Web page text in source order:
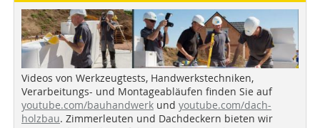
Videos von Werkzeugtests, Handwerkstechniken,
Verarbeitungs- und Montageabläufen finden Sie auf
youtube.com/bauhandwerk und youtube.com/dach-
holzbau. Zimmerleuten und Dachdeckern bieten wir